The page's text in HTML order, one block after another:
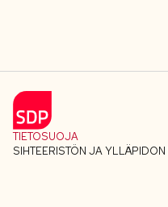
TIETOSUOJA
SIHTEERISTÖN JA YLLÄPIDON